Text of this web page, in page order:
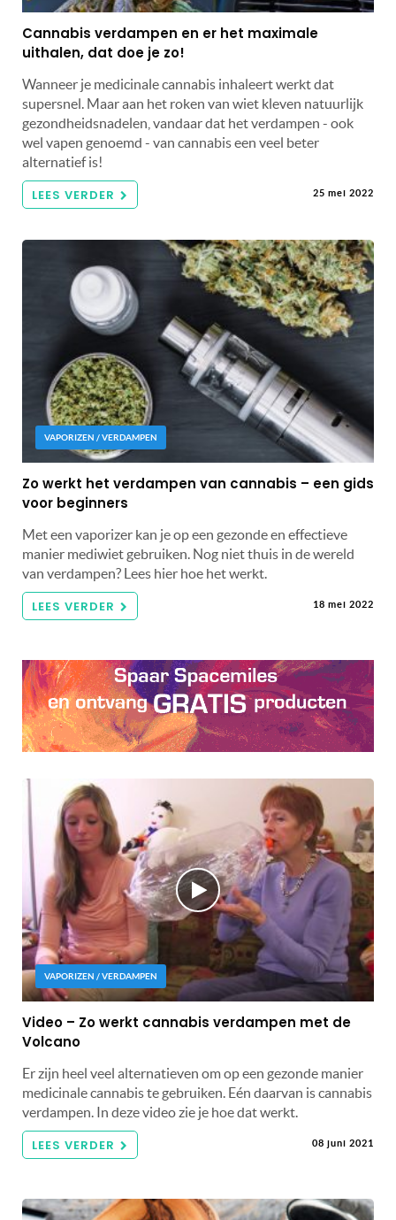
Cannabis verdampen en er het maximale
uithalen, dat doe je zo!
Wanneer je medicinale cannabis inhaleert werkt dat
supersnel. Maar aan het roken van wiet kleven natuurlijk
gezondheidsnadelen, vandaar dat het verdampen - ook
wel vapen genoemd - van cannabis een veel beter
alternatief is!
LEES VERDER 25 mei 2022
VAPORIZEN / VERDAMPEN
Zo werkt het verdampen van cannabis – een gids
voor beginners
Met een vaporizer kan je op een gezonde en effectieve
manier mediwiet gebruiken. Nog niet thuis in de wereld
van verdampen? Lees hier hoe het werkt.
LEES VERDER 18 mei 2022
VAPORIZEN / VERDAMPEN
Video – Zo werkt cannabis verdampen met de
Volcano
Er zijn heel veel alternatieven om op een gezonde manier
medicinale cannabis te gebruiken. Eén daarvan is cannabis
verdampen. In deze video zie je hoe dat werkt.
LEES VERDER 08 juni 2021